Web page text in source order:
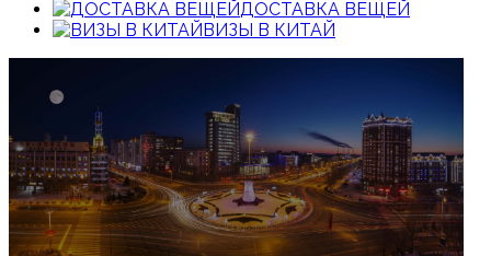
ДОСТАВКА ВЕЩЕЙ
ВИЗЫ В КИТАЙ